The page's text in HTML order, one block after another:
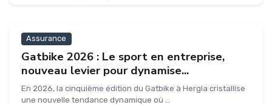
Assurance
Gatbike 2026 : Le sport en entreprise,
nouveau levier pour dynamise...
En 2026, la cinquième édition du Gatbike à Hergla cristallise
une nouvelle tendance dynamique où ...